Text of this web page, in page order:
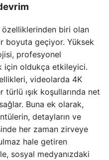
özelliklerinden biri olan
boyuta geçiyor. Yüksek
profesyonel
için oldukça etkileyici.
videolarda 4K
ışık koşullarında net
Buna ek olarak,
detayların ve
her zaman zirveye
hale getiren
sosyal medyanızdaki